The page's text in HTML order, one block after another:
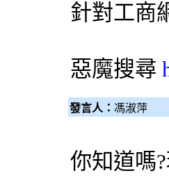
針對工商
惡魔搜尋
發言人： 馮淑萍
你知道嗎